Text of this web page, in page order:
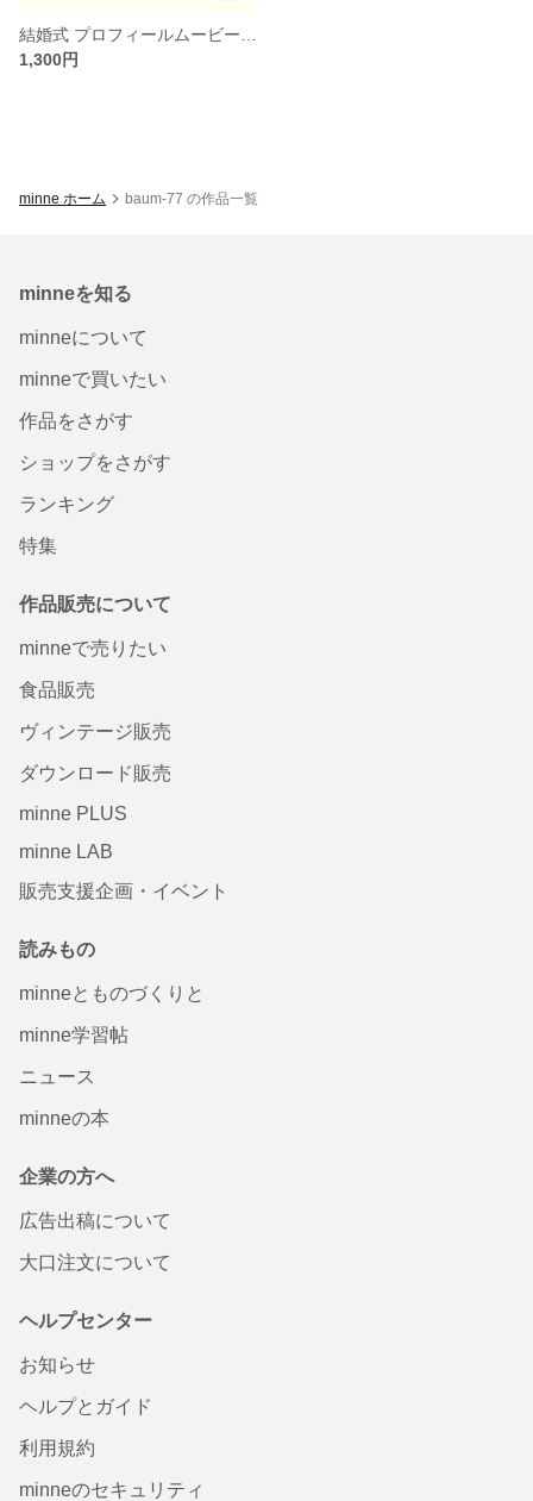
1,300円
minne ホーム baum-77 の作品一覧
minneを知る
minneについて
minneで買いたい
作品をさがす
ショップをさがす
ランキング
特集
作品販売について
minneで売りたい
食品販売
ヴィンテージ販売
ダウンロード販売
minne PLUS
minne LAB
販売支援企画・イベント
読みもの
minneとものづくりと
minne学習帖
ニュース
minneの本
企業の方へ
広告出稿について
大口注文について
ヘルプセンター
お知らせ
ヘルプとガイド
利用規約
minneのセキュリティ